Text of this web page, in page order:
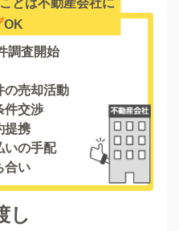
OK
調査開始
の売却活動
件交渉
提携
いの手配
合い
し